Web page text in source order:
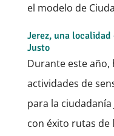
el modelo de
Jerez, una
Justo
Durante este
actividades de
para la ciudadanía
con éxito rutas de